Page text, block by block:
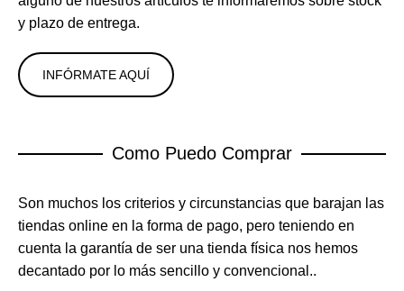
y plazo de entrega.
INFÓRMATE AQUÍ
Como Puedo Comprar
Son muchos los criterios y circunstancias que barajan las
tiendas online en la forma de pago, pero teniendo en
cuenta la garantía de ser una tienda física nos hemos
decantado por lo más sencillo y convencional..